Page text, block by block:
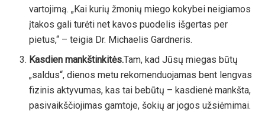
vartojimą. „Kai kurių žmonių miego kokybei neigiamos
įtakos gali turėti net kavos puodelis išgertas per
pietus,“ – teigia Dr. Michaelis Gardneris.
Kasdien mankštinkitės.Tam, kad Jūsų miegas būtų
„saldus“, dienos metu rekomenduojamas bent lengvas
fizinis aktyvumas, kas tai bebūtų – kasdienė mankšta,
pasivaikščiojimas gamtoje, šokių ar jogos užsiėmimai.